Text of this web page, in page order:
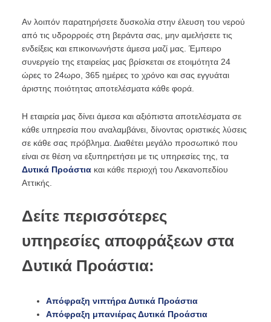
Αν λοιπόν παρατηρήσετε δυσκολία στην έλευση του νερού
από τις υδρορροές στη βεράντα σας, μην αμελήσετε τις
ενδείξεις και επικοινωνήστε άμεσα μαζί μας. Έμπειρο
συνεργείο της εταιρείας μας βρίσκεται σε ετοιμότητα 24
ώρες το 24ωρο, 365 ημέρες το χρόνο και σας εγγυάται
άριστης ποιότητας αποτελέσματα κάθε φορά.
Η εταιρεία μας δίνει άμεσα και αξιόπιστα αποτελέσματα σε
κάθε υπηρεσία που αναλαμβάνει, δίνοντας οριστικές λύσεις
σε κάθε σας πρόβλημα. Διαθέτει μεγάλο προσωπικό που
είναι σε θέση να εξυπηρετήσει με τις υπηρεσίες της, τα
Δυτικά Προάστιακαι κάθε περιοχή του Λεκανοπεδίου
Αττικής.
Δείτε περισσότερες
υπηρεσίες αποφράξεων στα
Δυτικά Προάστια:
Απόφραξη νιπτήρα Δυτικά Προάστια
Απόφραξη μπανιέρας Δυτικά Προάστια